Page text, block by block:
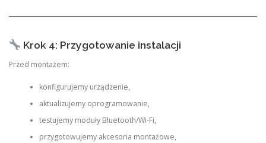
Krok 4: Przygotowanie instalacji
Przed montażem:
konfigurujemy urządzenie,
aktualizujemy oprogramowanie,
testujemy moduły Bluetooth/Wi-Fi,
przygotowujemy akcesoria montażowe,